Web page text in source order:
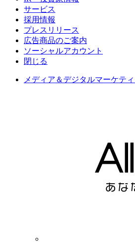
サービス
採用情報
プレスリリース
広告商品のご案内
ソーシャルアカウント
閉じる
メディア＆デジタルマーケテ